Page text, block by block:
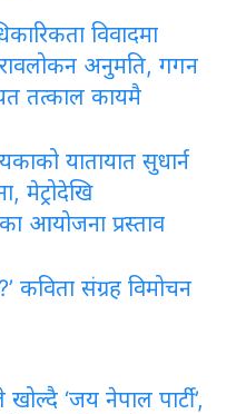
विवादमा
अनुमति, गगन
तत्काल कायमै
यातायात सुधार्न
मेट्रोदेखि
आयोजना प्रस्ताव
कविता संग्रह विमोचन
खोल्दै ‘जय नेपाल पार्टी’,